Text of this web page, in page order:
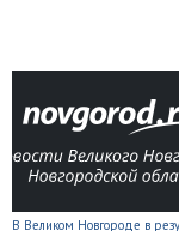
В Великом Новгороде в